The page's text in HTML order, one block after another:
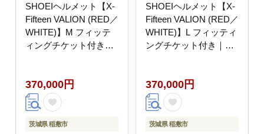
SHOEIヘルメット【X-
Fifteen VALION (RED／
WHITE)】M フィッテ
ィングチケット付き｜
イス バイク ツーリング
レーサー ショウエイ ヘ
ルメット [1920]
370,000円
茨城県 稲敷市
SHOEIヘルメット【X-
Fifteen VALION (RED／
WHITE)】L フィッティ
ングチケット付き｜エ
ス バイク ツーリング
レーサー ショウエイ ヘ
ルメット [1921]
370,000円
茨城県 稲敷市